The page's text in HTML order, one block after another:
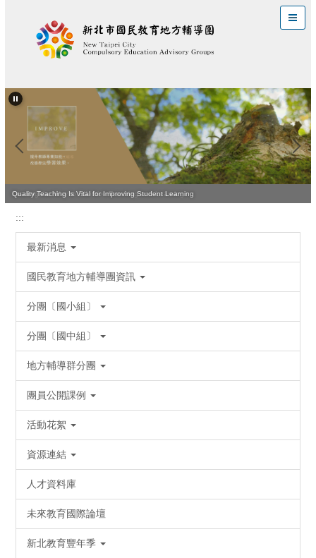
區
Leading the Way to Effective Teaching and Learning
Quality Teaching Is Vital for Improving Student Learning
:::
最新消息
國民教育地方輔導團資訊
分團〔國小組〕
分團〔國中組〕
地方輔導群分團
團員公開課例
活動花絮
資源連結
人才資料庫
未來教育國際論壇
新北教育豐年季